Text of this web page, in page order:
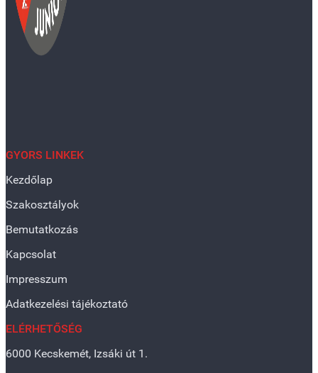
GYORS LINKEK
Kezdőlap
Szakosztályok
Bemutatkozás
Kapcsolat
Impresszum
Adatkezelési tájékoztató
ELÉRHETŐSÉG
6000 Kecskemét, Izsáki út 1.